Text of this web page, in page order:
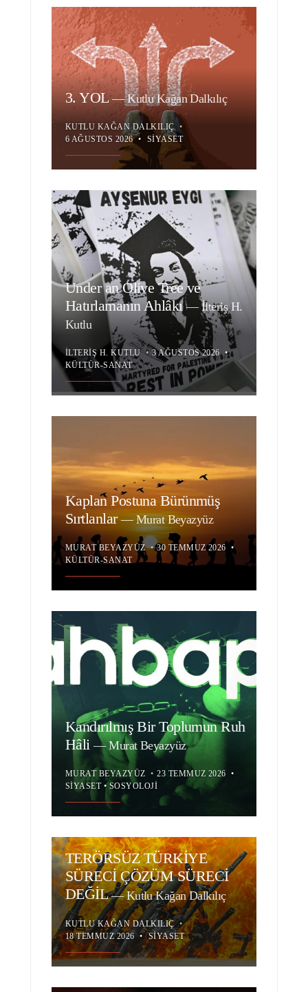
3. YOL—Kutlu Kağan Dalkılıç
KUTLU KAĞAN DALKILIÇ •
6 AĞUSTOS 2026 • SIYASET
Under an Olive Tree ve
Hatırlamanın Ahlâkı— İlteriş H.
Kutlu
İLTERIŞ H. KUTLU • 3 AĞUSTOS 2026 •
KÜLTÜR-SANAT
Kaplan Postuna Bürünmüş
Sırtlanlar—Murat Beyazyüz
MURAT BEYAZYÜZ • 30 TEMMUZ 2026 •
KÜLTÜR-SANAT
Kandırılmış Bir Toplumun Ruh
Hâli—Murat Beyazyüz
MURAT BEYAZYÜZ • 23 TEMMUZ 2026 •
SIYASET• SOSYOLOJI
TERÖRSÜZ TÜRKİYE
SÜRECİ ÇÖZÜM SÜRECİ
DEĞİL—Kutlu Kağan Dalkılıç
KUTLU KAĞAN DALKILIÇ •
18 TEMMUZ 2026 • SIYASET